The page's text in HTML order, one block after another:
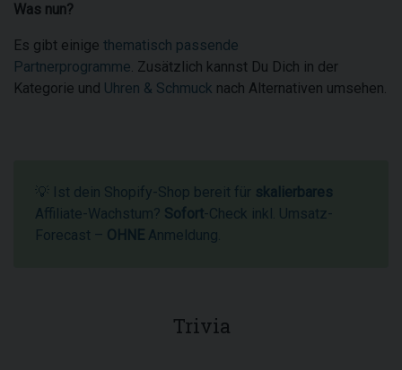
Was nun?
Es gibt einige thematisch passende
Partnerprogramme. Zusätzlich kannst Du Dich in der
Kategorie und Uhren & Schmuck nach Alternativen umsehen.
💡 Ist dein Shopify-Shop bereit für skalierbares
Affiliate-Wachstum? Sofort-Check inkl. Umsatz-
Forecast – OHNE Anmeldung.
Trivia